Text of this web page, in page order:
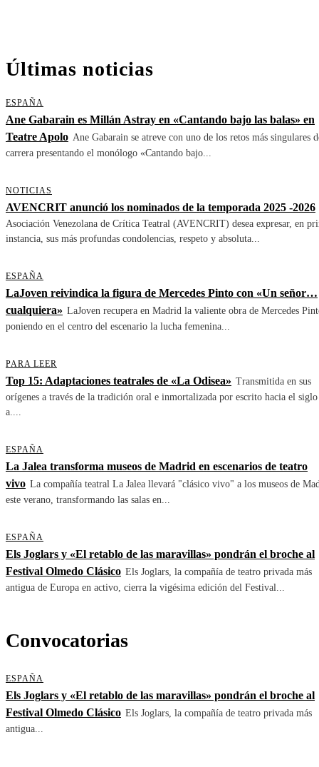
Últimas noticias
ESPAÑA
Ane Gabarain es Millán Astray en «Cantando bajo las balas» en
Teatre Apolo Ane Gabarain se atreve con uno de los retos más singulares
carrera presentando el monólogo «Cantando bajo...
NOTICIAS
AVENCRIT anunció los nominados de la temporada 2025 -2026
Asociación Venezolana de Crítica Teatral (AVENCRIT) desea expresar, en
instancia, sus más profundas condolencias, respeto y absoluta...
ESPAÑA
LaJoven reivindica la figura de Mercedes Pinto con «Un señor…
cualquiera» LaJoven recupera en Madrid la valiente obra de Mercedes
poniendo en el centro del escenario la lucha femenina...
PARA LEER
Top 15: Adaptaciones teatrales de «La Odisea» Transmitida en sus
orígenes a través de la tradición oral e inmortalizada por escrito hacia el
a....
ESPAÑA
La Jalea transforma museos de Madrid en escenarios de teatro
vivo La compañía teatral La Jalea llevará "clásico vivo" a los museos de
este verano, transformando las salas en...
ESPAÑA
Els Joglars y «El retablo de las maravillas» pondrán el broche al
Festival Olmedo Clásico Els Joglars, la compañía de teatro privada más
antigua de Europa en activo, cierra la vigésima edición del Festival...
Convocatorias
ESPAÑA
Els Joglars y «El retablo de las maravillas» pondrán el broche al
Festival Olmedo Clásico Els Joglars, la compañía de teatro privada más
antigua...